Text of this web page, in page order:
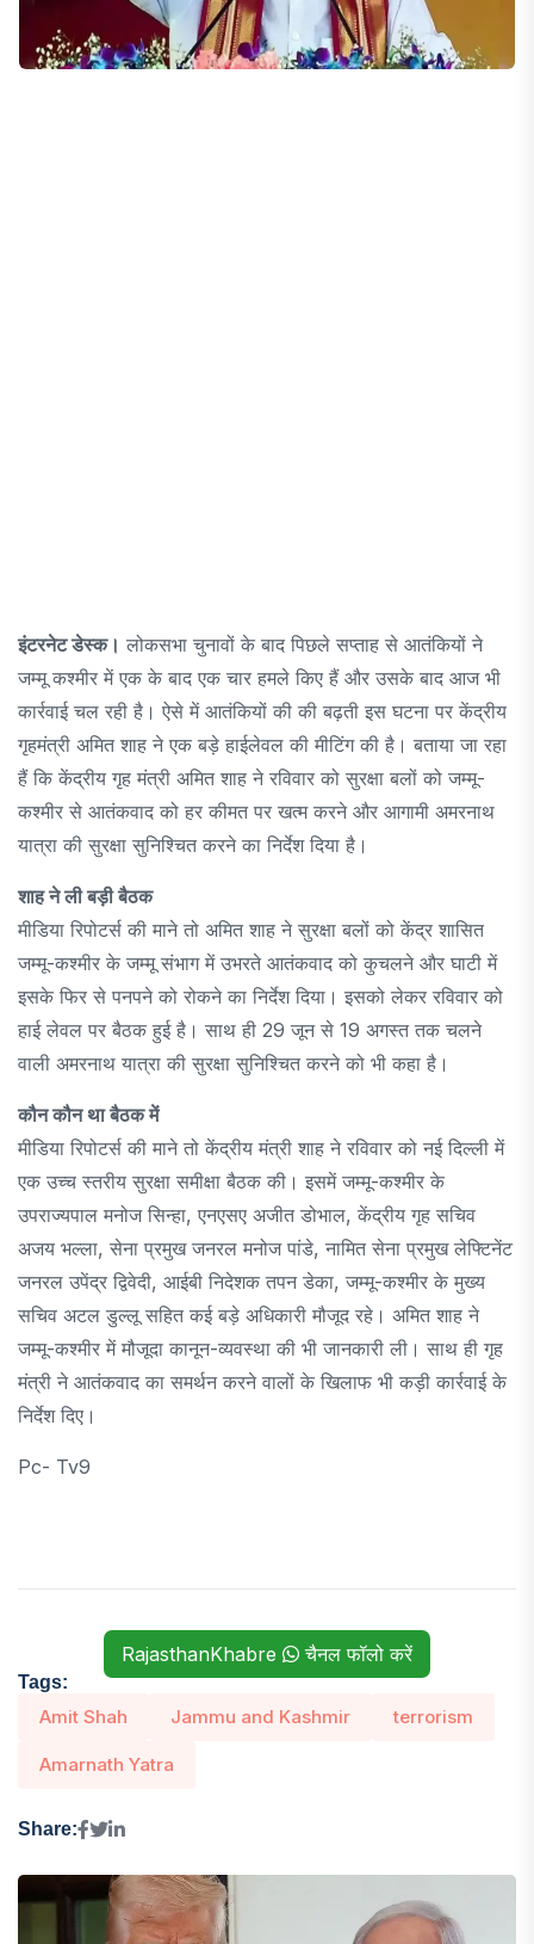
इंटरनेट डेस्क। लोकसभा चुनावों के बाद पिछले सप्ताह से आतंकियों ने
जम्मू कश्मीर में एक के बाद एक चार हमले किए हैं और उसके बाद आज भी
कार्रवाई चल रही है। ऐसे में आतंकियों की की बढ़ती इस घटना पर केंद्रीय
गृहमंत्री अमित शाह ने एक बड़े हाईलेवल की मीटिंग की है। बताया जा रहा
हैं कि केंद्रीय गृह मंत्री अमित शाह ने रविवार को सुरक्षा बलों को जम्मू-
कश्मीर से आतंकवाद को हर कीमत पर खत्म करने और आगामी अमरनाथ
यात्रा की सुरक्षा सुनिश्चित करने का निर्देश दिया है।
शाह ने ली बड़ी बैठक
मीडिया रिपोटर्स की माने तो अमित शाह ने सुरक्षा बलों को केंद्र शासित
जम्मू-कश्मीर के जम्मू संभाग में उभरते आतंकवाद को कुचलने और घाटी में
इसके फिर से पनपने को रोकने का निर्देश दिया। इसको लेकर रविवार को
हाई लेवल पर बैठक हुई है। साथ ही 29 जून से 19 अगस्त तक चलने
वाली अमरनाथ यात्रा की सुरक्षा सुनिश्चित करने को भी कहा है।
कौन कौन था बैठक में
मीडिया रिपोटर्स की माने तो केंद्रीय मंत्री शाह ने रविवार को नई दिल्ली में
एक उच्च स्तरीय सुरक्षा समीक्षा बैठक की। इसमें जम्मू-कश्मीर के
उपराज्यपाल मनोज सिन्हा, एनएसए अजीत डोभाल, केंद्रीय गृह सचिव
अजय भल्ला, सेना प्रमुख जनरल मनोज पांडे, नामित सेना प्रमुख लेफ्टिनेंट
जनरल उपेंद्र द्विवेदी, आईबी निदेशक तपन डेका, जम्मू-कश्मीर के मुख्य
सचिव अटल डुल्लू सहित कई बड़े अधिकारी मौजूद रहे। अमित शाह ने
जम्मू-कश्मीर में मौजूदा कानून-व्यवस्था की भी जानकारी ली। साथ ही गृह
मंत्री ने आतंकवाद का समर्थन करने वालों के खिलाफ भी कड़ी कार्रवाई के
निर्देश दिए।
Pc- Tv9
RajasthanKhabre चैनल फॉलो करें
Tags:
Amit Shah Jammu and Kashmir terrorism
Amarnath Yatra
Share: